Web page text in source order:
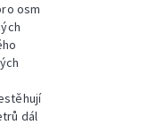
osm
dál